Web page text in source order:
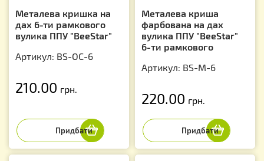
Металева кришка на
дах 6-ти рамкового
вулика ППУ "BeeStar"
Артикул: BS-OC-6
210.00 грн.
Металева криша
фарбована на дах
вулика ППУ "BeeStar"
6-ти рамкового
Артикул: BS-М-6
220.00 грн.